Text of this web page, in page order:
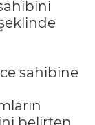
sahibine